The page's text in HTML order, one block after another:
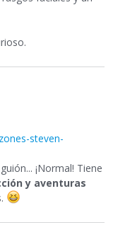
steven-
¡Normal! Tiene
y aventuras